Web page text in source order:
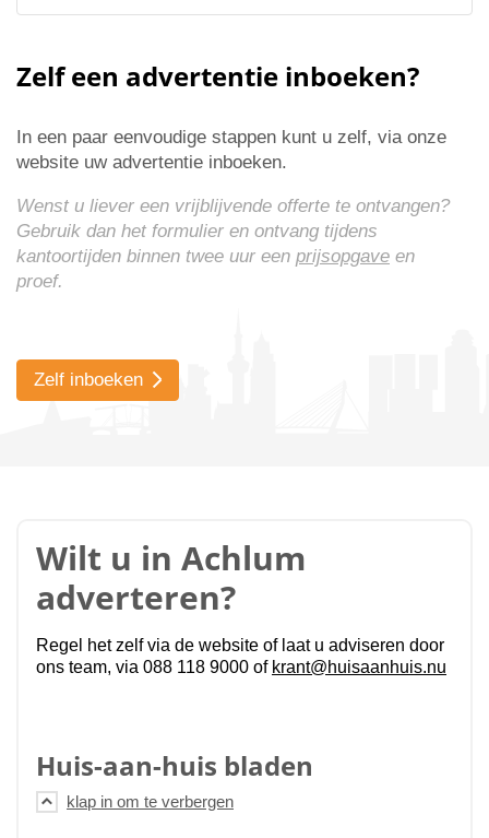
Zelf een advertentie inboeken?
In een paar eenvoudige stappen kunt u zelf, via onze
website uw advertentie inboeken.
Wenst u liever een vrijblijvende offerte te ontvangen?
Gebruik dan het formulier en ontvang tijdens
kantoortijden binnen twee uur een prijsopgave en
proef.
Zelf inboeken
Wilt u in Achlum
adverteren?
Regel het zelf via de website of laat u adviseren door
ons team, via 088 118 9000 of krant@huisaanhuis.nu
Huis-aan-huis bladen